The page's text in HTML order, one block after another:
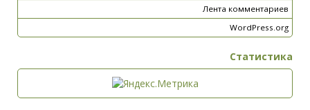
Лента комментариев
WordPress.org
Статистика